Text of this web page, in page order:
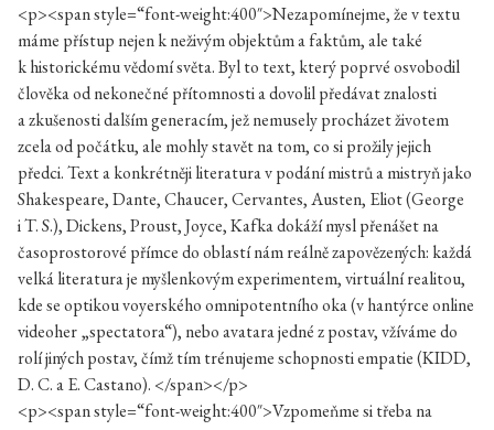
<p><span style=“font-weight:400″>Nezapomínejme, že v textu
máme přístup nejen k neživým objektům a faktům, ale také
k historickému vědomí světa. Byl to text, který poprvé osvobodil
člověka od nekonečné přítomnosti a dovolil předávat znalosti
a zkušenosti dalším generacím, jež nemusely procházet životem
zcela od počátku, ale mohly stavět na tom, co si prožily jejich
předci. Text a konkrétněji literatura v podání mistrů a mistryň jako
Shakespeare, Dante, Chaucer, Cervantes, Austen, Eliot (George
i T. S.), Dickens, Proust, Joyce, Kafka dokáží mysl přenášet na
časoprostorové přímce do oblastí nám reálně zapovězených: každá
velká literatura je myšlenkovým experimentem, virtuální realitou,
kde se optikou voyerského omnipotentního oka (v hantýrce online
videoher „spectatora“), nebo avatara jedné z postav, vžíváme do
rolí jiných postav, čímž tím trénujeme schopnosti empatie (KIDD,
D. C. a E. Castano). </span></p>
<p><span style=“font-weight:400″>Vzpomeňme si třeba na